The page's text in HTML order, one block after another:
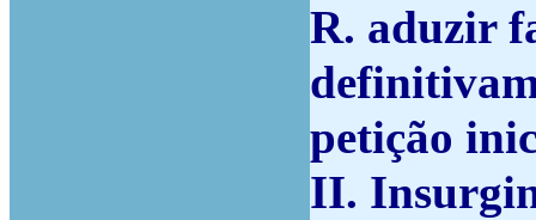
R. aduzir
petição
II.